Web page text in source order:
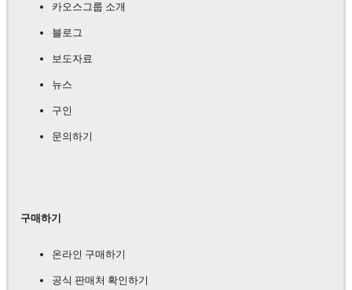
카오스그룹 소개
블로그
보도자료
뉴스
구인
문의하기
구매하기
온라인 구매하기
공식 판매처 확인하기